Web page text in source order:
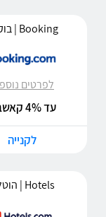
Booking | בוקינג
לפרטים
עד 4% קאשבק
לקנייה
Hotels | הוטלס